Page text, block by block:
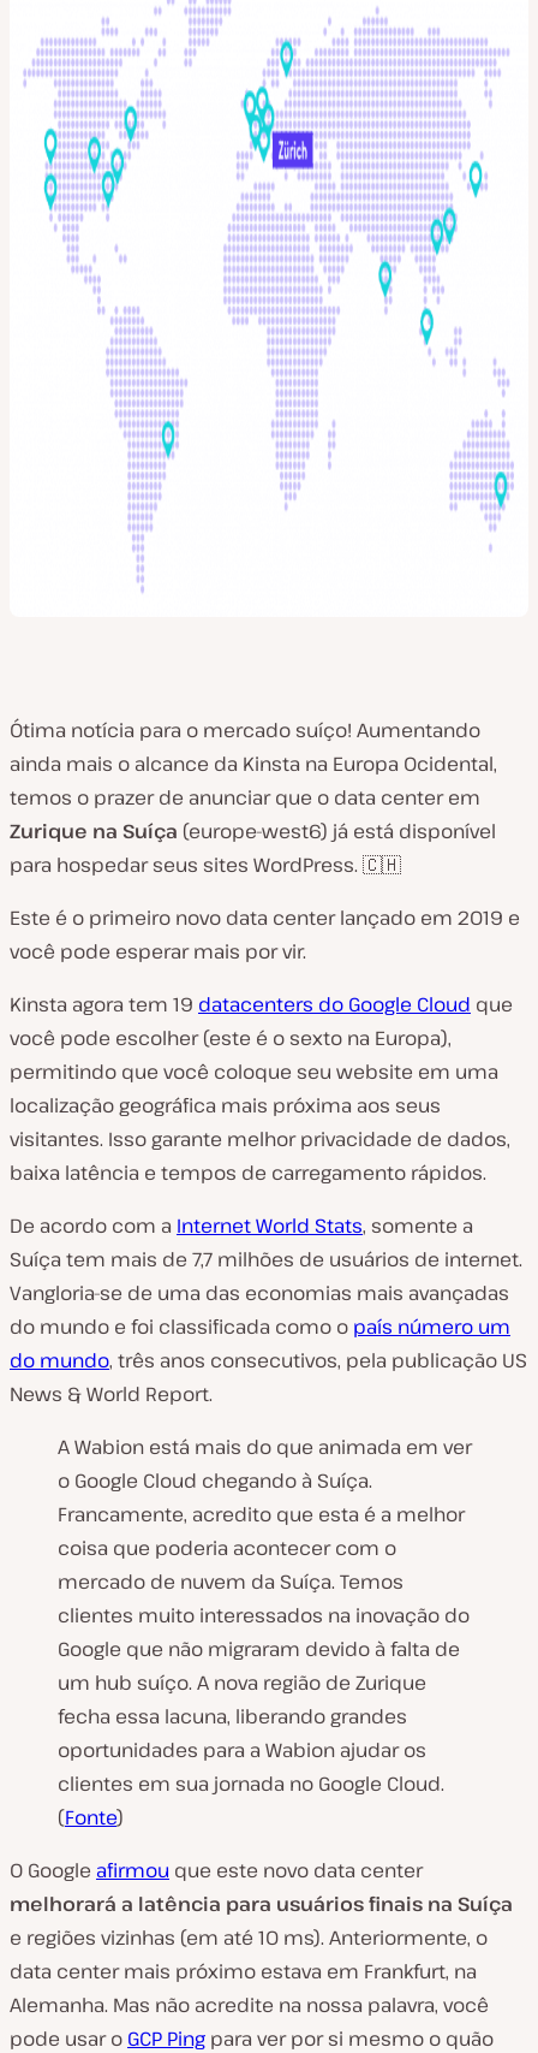
Ótima notícia para o mercado suíço! Aumentando
ainda mais o alcance da Kinsta na Europa Ocidental,
temos o prazer de anunciar que o data center em
Zurique na Suíça (europe-west6) já está disponível
para hospedar seus sites WordPress. 🇨🇭
Este é o primeiro novo data center lançado em 2019 e
você pode esperar mais por vir.
Kinsta agora tem 19 datacenters do Google Cloud que
você pode escolher (este é o sexto na Europa),
permitindo que você coloque seu website em uma
localização geográfica mais próxima aos seus
visitantes. Isso garante melhor privacidade de dados,
baixa latência e tempos de carregamento rápidos.
De acordo com a Internet World Stats, somente a
Suíça tem mais de 7,7 milhões de usuários de internet.
Vangloria-se de uma das economias mais avançadas
do mundo e foi classificada como o país número um
do mundo, três anos consecutivos, pela publicação US
News & World Report.
A Wabion está mais do que animada em ver
o Google Cloud chegando à Suíça.
Francamente, acredito que esta é a melhor
coisa que poderia acontecer com o
mercado de nuvem da Suíça. Temos
clientes muito interessados na inovação do
Google que não migraram devido à falta de
um hub suíço. A nova região de Zurique
fecha essa lacuna, liberando grandes
oportunidades para a Wabion ajudar os
clientes em sua jornada no Google Cloud.
(Fonte)
O Google afirmou que este novo data center
melhorará a latência para usuários finais na Suíça
e regiões vizinhas (em até 10 ms). Anteriormente, o
data center mais próximo estava em Frankfurt, na
Alemanha. Mas não acredite na nossa palavra, você
pode usar o GCP Ping para ver por si mesmo o quão